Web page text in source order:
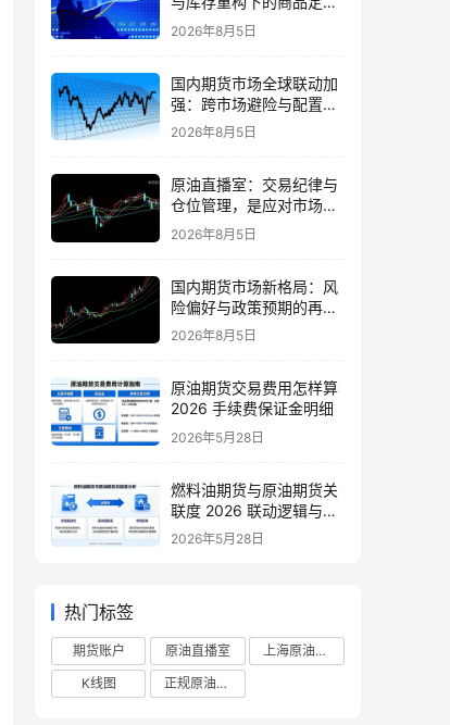
再平衡
2026年8月5日
国内期货市场全球联动加
强：跨市场避险与配置策
略调整
2026年8月5日
原油直播室：交易纪律与
仓位管理，是应对市场噪
音的核心
2026年8月5日
国内期货市场新格局：风
险偏好与政策预期的再平
衡
2026年8月5日
原油期货交易费用怎样算
2026 手续费保证金明细
2026年5月28日
燃料油期货与原油期货关
联度 2026 联动逻辑与套
利策略
2026年5月28日
热门标签
期货账户 原油直播室
上海原油期货
K线图
正规原油直播室